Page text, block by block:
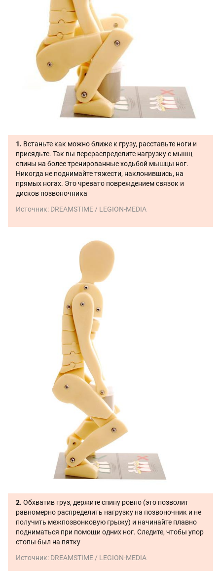
1. Встаньте как можно ближе к грузу, расставьте ноги и
присядьте. Так вы перераспределите нагрузку с мышц
спины на более тренированные ходьбой мышцы ног.
Никогда не поднимайте тяжести, наклонившись, на
прямых ногах. Это чревато повреждением связок и
дисков позвоночника
Источник: DREAMSTIME / LEGION-MEDIA
2. Обхватив груз, держите спину ровно (это позволит
равномерно распределить нагрузку на позвоночник и не
получить межпозвонковую грыжу) и начинайте плавно
подниматься при помощи одних ног. Следите, чтобы упор
стопы был на пятку
Источник: DREAMSTIME / LEGION-MEDIA